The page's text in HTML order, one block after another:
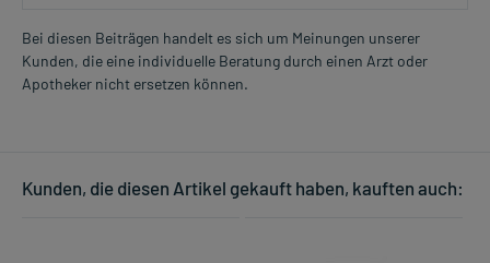
Bei diesen Beiträgen handelt es sich um Meinungen unserer
Kunden, die eine individuelle Beratung durch einen Arzt oder
Apotheker nicht ersetzen können.
Kunden, die diesen Artikel gekauft haben, kauften auch: